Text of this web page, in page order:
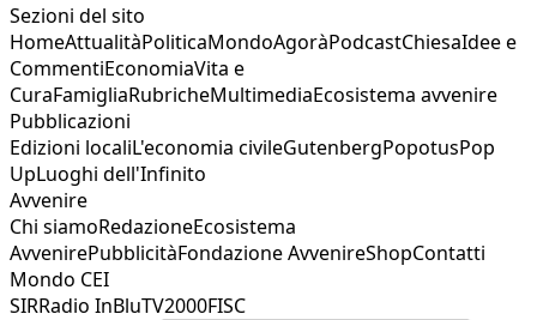
Sezioni del sito
HomeAttualitàPoliticaMondoAgoràPodcastChiesaIdee e
CommentiEconomiaVita e
CuraFamigliaRubricheMultimediaEcosistema avvenire
Pubblicazioni
Edizioni localiL'economia civileGutenbergPopotusPop
UpLuoghi dell'Infinito
Avvenire
Chi siamoRedazioneEcosistema
AvvenirePubblicitàFondazione AvvenireShopContatti
Mondo CEI
SIRRadio InBluTV2000FISC